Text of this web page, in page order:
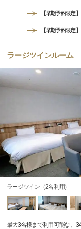
【早期予約限定
【早期予約限定
ラージツインルーム
ラージツイン（2名利用）
最大3名様まで利用可能な、